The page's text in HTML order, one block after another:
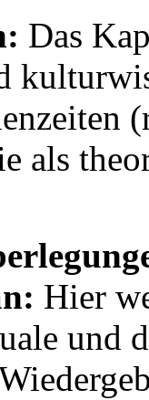
Das
als
Hier
und